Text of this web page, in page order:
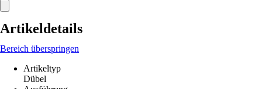
Artikeldetails
Bereich überspringen
Artikeltyp
Dübel